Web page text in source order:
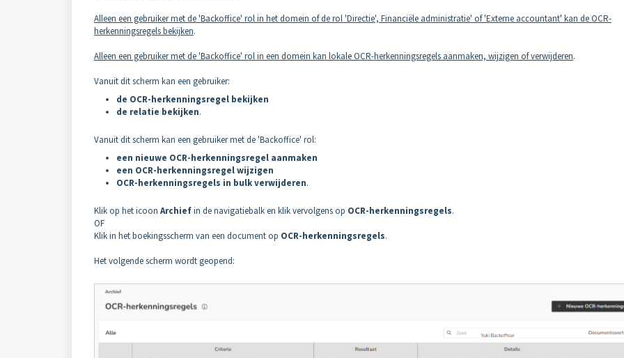
Alleen een gebruiker met de 'Backoffice' rol in het domein of de rol 'Directie', Financiële administratie' of 'Externe accountant' kan de OCR-
herkenningsregels bekijken.
Alleen een gebruiker met de 'Backoffice' rol in een domein kan lokale OCR-herkenningsregels aanmaken, wijzigen of verwijderen.
Vanuit dit scherm kan een gebruiker:
de OCR-herkenningsregel bekijken
de relatie bekijken.
Vanuit dit scherm kan een gebruiker met de 'Backoffice' rol:
een nieuwe OCR-herkenningsregel aanmaken
een OCR-herkenningsregel wijzigen
OCR-herkenningsregels in bulk verwijderen.
Klik op het icoon Archiefin de navigatiebalk en klik vervolgens op OCR-herkenningsregels.
OF
Klik in het boekingsscherm van een document op OCR-herkenningsregels.
Het volgende scherm wordt geopend: